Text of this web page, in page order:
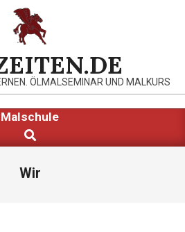
ÖLMALSEMINAR UND MALKURS
Malschule
Search
Wir